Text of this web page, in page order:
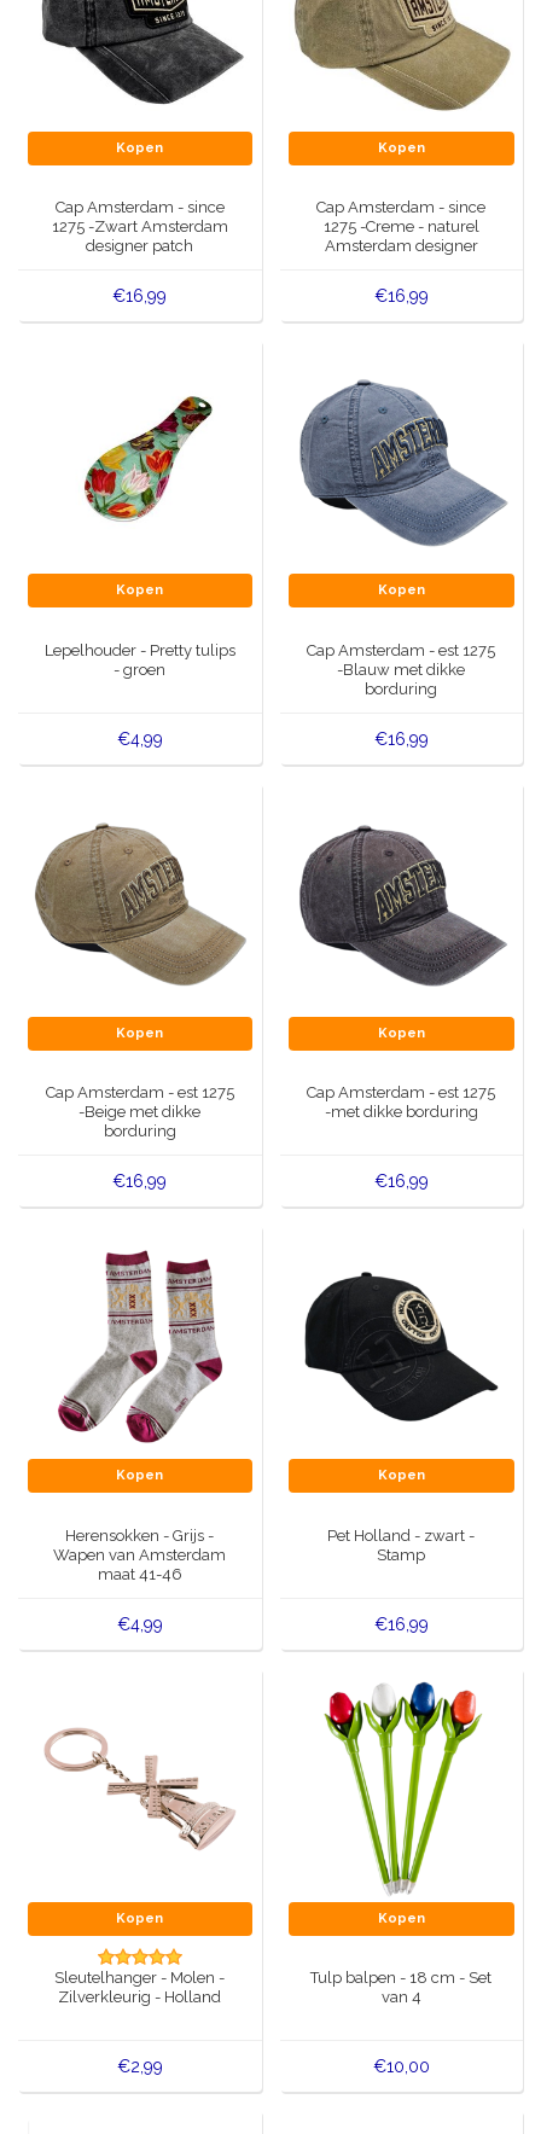
Kopen
Cap Amsterdam - since
1275 -Zwart Amsterdam
designer patch
€16,99
Kopen
Cap Amsterdam - since
1275 -Creme - naturel
Amsterdam designer
€16,99
Kopen
Lepelhouder - Pretty tulips
- groen
€4,99
Kopen
Cap Amsterdam - est 1275
-Blauw met dikke
borduring
€16,99
Kopen
Cap Amsterdam - est 1275
-Beige met dikke
borduring
€16,99
Kopen
Cap Amsterdam - est 1275
-met dikke borduring
€16,99
Kopen
Herensokken - Grijs -
Wapen van Amsterdam
maat 41-46
€4,99
Kopen
Pet Holland - zwart -
Stamp
€16,99
Kopen
Sleutelhanger - Molen -
Zilverkleurig - Holland
€2,99
Kopen
Tulp balpen - 18 cm - Set
van 4
€10,00